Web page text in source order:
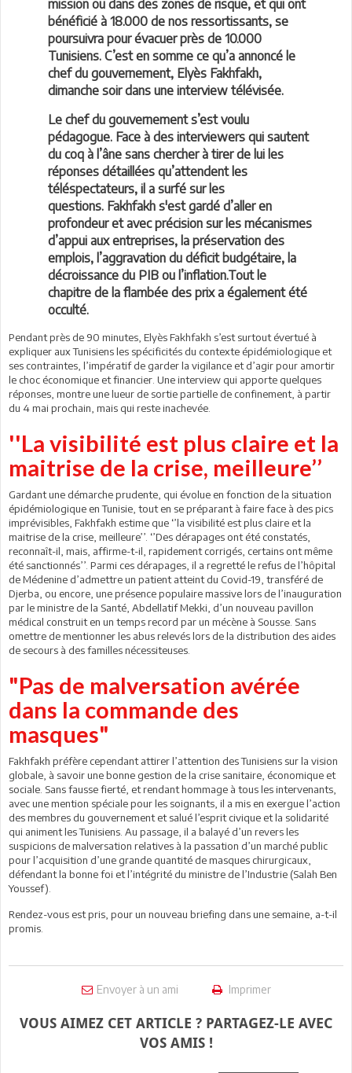
mission ou dans des zones de risque, et qui ont
bénéficié à 18.000 de nos ressortissants, se
poursuivra pour évacuer près de 10.000
Tunisiens. C’est en somme ce qu’a annoncé le
chef du gouvernement, Elyès Fakhfakh,
dimanche soir dans une interview télévisée.
Le chef du gouvernement s’est voulu
pédagogue. Face à des interviewers qui sautent
du coq à l’âne sans chercher à tirer de lui les
réponses détaillées qu’attendent les
téléspectateurs, il a surfé sur les
questions. Fakhfakh s'est gardé d’aller en
profondeur et avec précision sur les mécanismes
d’appui aux entreprises, la préservation des
emplois, l’aggravation du déficit budgétaire, la
décroissance du PIB ou l’inflation.Tout le
chapitre de la flambée des prix a également été
occulté.
Pendant près de 90 minutes, Elyès Fakhfakh s’est surtout évertué à
expliquer aux Tunisiens les spécificités du contexte épidémiologique et
ses contraintes, l’impératif de garder la vigilance et d’agir pour amortir
le choc économique et financier. Une interview qui apporte quelques
réponses, montre une lueur de sortie partielle de confinement, à partir
du 4 mai prochain, mais qui reste inachevée.
''La visibilité est plus claire et la
maitrise de la crise, meilleure’’
Gardant une démarche prudente, qui évolue en fonction de la situation
épidémiologique en Tunisie, tout en se préparant à faire face à des pics
imprévisibles, Fakhfakh estime que ‘’la visibilité est plus claire et la
maitrise de la crise, meilleure’’. ‘’Des dérapages ont été constatés,
reconnaît-il, mais, affirme-t-il, rapidement corrigés, certains ont même
été sanctionnés’’. Parmi ces dérapages, il a regretté le refus de l’hôpital
de Médenine d’admettre un patient atteint du Covid-19, transféré de
Djerba, ou encore, une présence populaire massive lors de l’inauguration
par le ministre de la Santé, Abdellatif Mekki, d’un nouveau pavillon
médical construit en un temps record par un mécène à Sousse. Sans
omettre de mentionner les abus relevés lors de la distribution des aides
de secours à des familles nécessiteuses.
"Pas de malversation avérée
dans la commande des
masques"
Fakhfakh préfère cependant attirer l’attention des Tunisiens sur la vision
globale, à savoir une bonne gestion de la crise sanitaire, économique et
sociale. Sans fausse fierté, et rendant hommage à tous les intervenants,
avec une mention spéciale pour les soignants, il a mis en exergue l’action
des membres du gouvernement et salué l’esprit civique et la solidarité
qui animent les Tunisiens. Au passage, il a balayé d’un revers les
suspicions de malversation relatives à la passation d’un marché public
pour l’acquisition d’une grande quantité de masques chirurgicaux,
défendant la bonne foi et l’intégrité du ministre de l’Industrie (Salah Ben
Youssef).
Rendez-vous est pris, pour un nouveau briefing dans une semaine, a-t-il
promis.
Envoyer à un ami Imprimer
VOUS AIMEZ CET ARTICLE ? PARTAGEZ-LE AVEC
VOS AMIS !